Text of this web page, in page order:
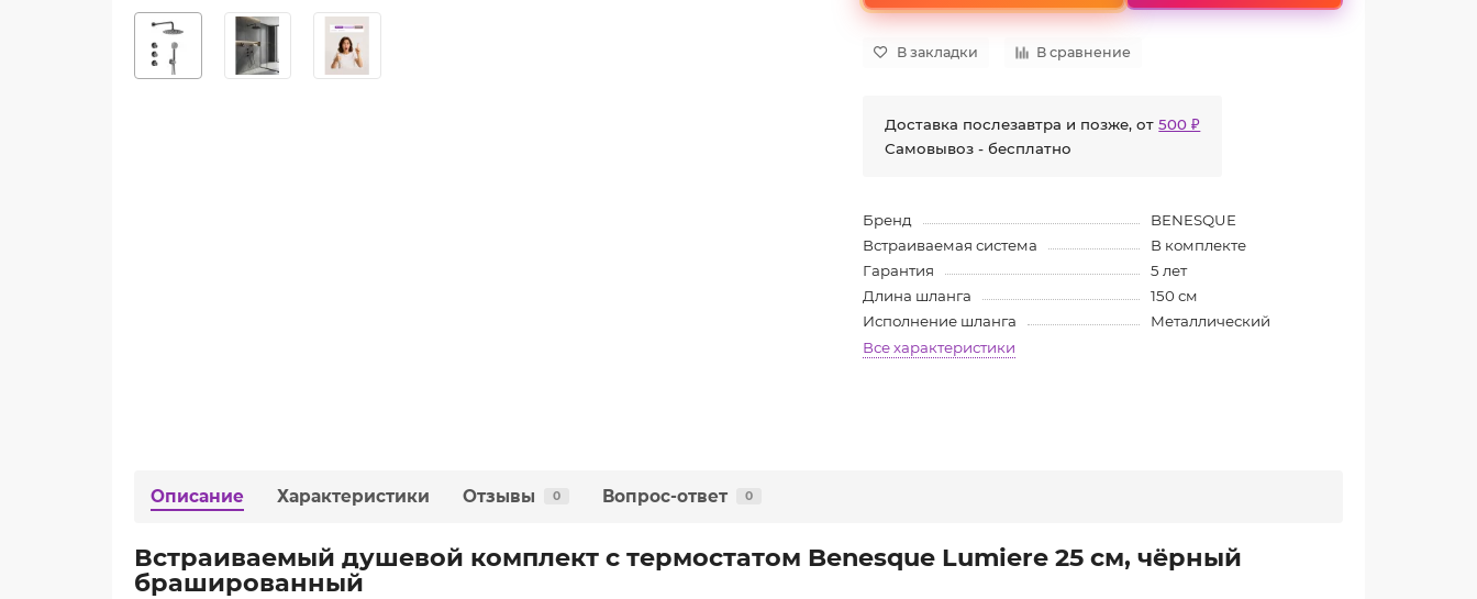
В закладки В сравнение
Доставка послезавтра и позже, от500 ₽
Самовывоз - бесплатно
Бренд
BENESQUE
Встраиваемая система
В комплекте
Гарантия
5 лет
Длина шланга
150 см
Исполнение шланга
Металлический
Все характеристики
Описание Характеристики Отзывы 0 Вопрос-ответ 0
Встраиваемый душевой комплект с термостатом Benesque Lumiere 25 см, чёрный
брашированный